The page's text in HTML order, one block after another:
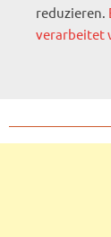
reduzieren.
verarbeitet